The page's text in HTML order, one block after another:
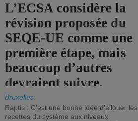
L’ECSA considère la
révision proposée du
SEQE-UE comme une
première étape, mais
beaucoup d’autres
devraient suivre.
Bruxelles
Raptis : C’est une bonne idée d’allouer les
recettes du système aux niveaux